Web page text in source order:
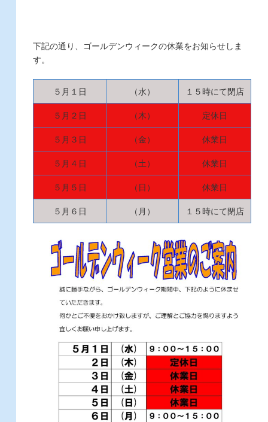
下記の通り、ゴールデンウィークの休業をお知らせしま
す。
５月１日 （水） １５時にて閉店
５月２日 （木） 定休日
５月３日 （金） 休業日
５月４日 （土） 休業日
５月５日 （日） 休業日
５月６日 （月） １５時にて閉店